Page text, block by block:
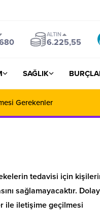
ALTIN
6.225,55
SAĞLIK
Gerekenler
tedavisi için
sağlamayacaktır.
ile iletişime geçilmesi